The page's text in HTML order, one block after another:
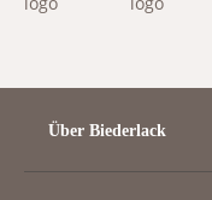
Über Biederlack